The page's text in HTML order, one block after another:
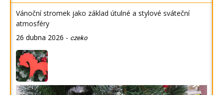
Vánoční stromek jako základ útulné a stylové sváteční
atmosféry
26 dubna 2026 - czeko